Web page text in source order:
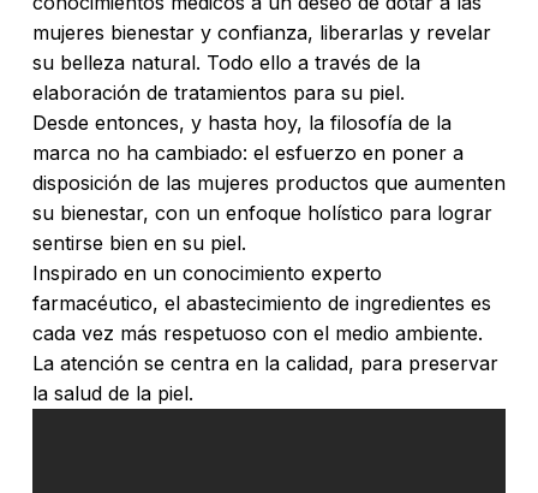
mujeres bienestar y confianza, liberarlas y revelar
su belleza natural. Todo ello a través de la
elaboración de tratamientos para su piel.
Desde entonces, y hasta hoy, la filosofía de la
marca no ha cambiado: el esfuerzo en poner a
disposición de las mujeres productos que aumenten
su bienestar, con un enfoque holístico para lograr
sentirse bien en su piel.
Inspirado en un conocimiento experto
farmacéutico, el abastecimiento de ingredientes es
cada vez más respetuoso con el medio ambiente.
La atención se centra en la calidad, para preservar
la salud de la piel.